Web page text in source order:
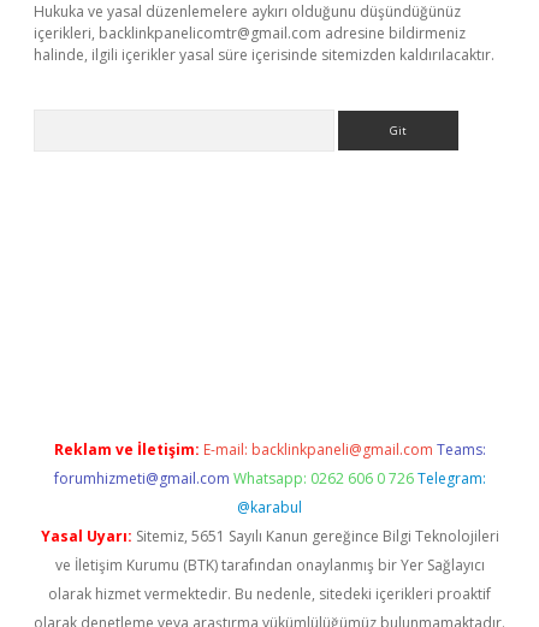
Hukuka ve yasal düzenlemelere aykırı olduğunu düşündüğünüz
içerikleri, backlinkpanelicomtr@gmail.com adresine bildirmeniz
halinde, ilgili içerikler yasal süre içerisinde sitemizden kaldırılacaktır.
Reklam ve İletişim: E-mail: backlinkpaneli@gmail.com Teams:
forumhizmeti@gmail.com Whatsapp: 0262 606 0 726 Telegram:
@karabul
Yasal Uyarı: Sitemiz, 5651 Sayılı Kanun gereğince Bilgi Teknolojileri
ve İletişim Kurumu (BTK) tarafından onaylanmış bir Yer Sağlayıcı
olarak hizmet vermektedir. Bu nedenle, sitedeki içerikleri proaktif
olarak denetleme veya araştırma yükümlülüğümüz bulunmamaktadır.